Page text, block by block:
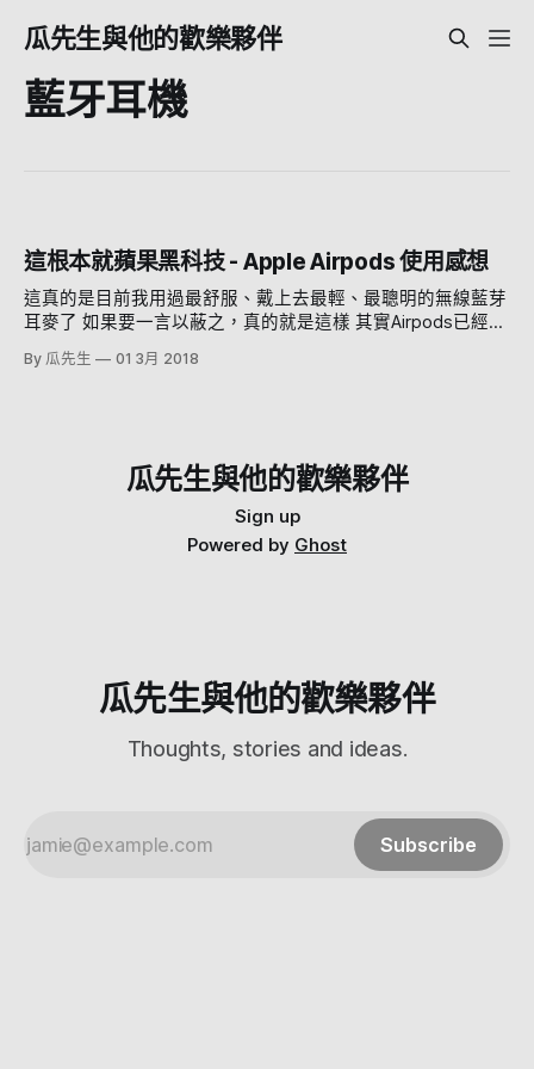
瓜先生與他的歡樂夥伴
藍牙耳機
這根本就蘋果黑科技 - Apple Airpods 使用感想
這真的是目前我用過最舒服、戴上去最輕、最聰明的無線藍芽
耳麥了 如果要一言以蔽之，真的就是這樣 其實Airpods已經出
了很久了，那為什麼瓜先生現在才買呢？ 因為 貴。 真的貴。
這耳機少說也要5,000台票啊，在掙扎許久之後 考慮到我有蘋
天了，真的一直被問） 1.會不會很容易掉啊？2.麥克風這麼
遠，收音清楚嗎？3.音質好不好啊？ 那這邊可以先跟你講， 1.
令人不可置信的 不會掉 真的 目前帶了兩天了 跑步、騎自行車
都不會掉。2.收音很神奇的清楚，包括戴著安全帽還是很清楚
（！！！）3.音質比Sony SBH-80好 那讓我們來娓娓道來 1.外
By 瓜先生 01 3月 2018
瓜先生與他的歡樂夥伴
Sign up
Powered by Ghost
瓜先生與他的歡樂夥伴
Thoughts, stories and ideas.
Subscribe